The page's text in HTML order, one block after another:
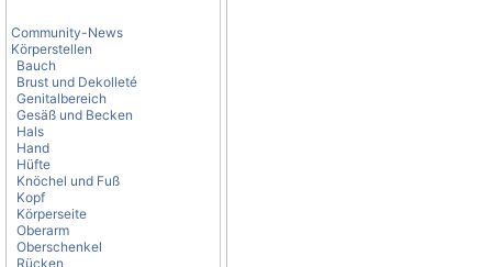
Community-News
Körperstellen
Bauch
Brust und Dekolleté
Genitalbereich
Gesäß und Becken
Hals
Hand
Hüfte
Knöchel und Fuß
Kopf
Körperseite
Oberarm
Oberschenkel
Rücken